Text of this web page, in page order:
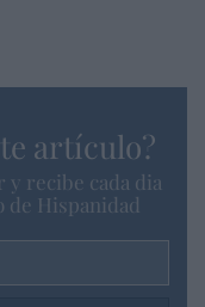
artículo?
recibe cada dia
de Hispanidad